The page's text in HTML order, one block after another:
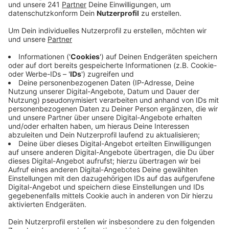
Betrieb im Gastgewerbe im Rheinland vor der
Insolvenz, teilte die IHK mit.
Veröffentlicht:Freitag, 19.06.2020 13:14
Anzeige
In den Monaten März bis Mai hätten die Unternehmen
eigentlich einen Viertel ihres Jahrsumsatzes
erwirtschaftet, wegen Corona sank dieser Umsatz
aber auf Null. Auch jetzt können die Betriebe wegen
der Corona-Regeln immer noch nicht auf hundert
Prozent hochfahren, hieß es von der IHK. Es sei nicht
auszuschließen, dass mittelfristig weitere Menschen
im Tourismus und Gastgewerbe ihre Jobs verlieren
könnten. Wichtig für die Branche sei die Verlängerung
könnten Hotelerie und Gastronomie vielleicht einige